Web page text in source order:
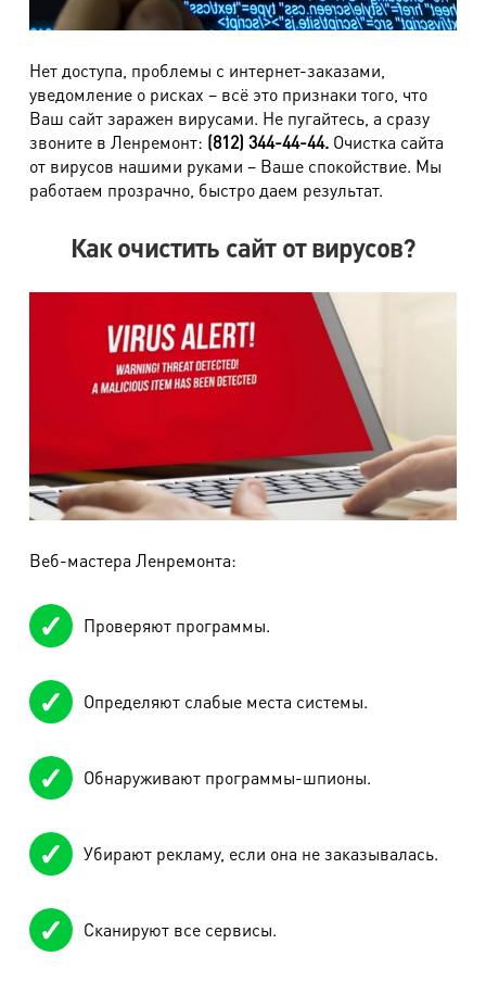
Нет доступа, проблемы с интернет-заказами,
уведомление о рисках – всё это признаки того, что
Ваш сайт заражен вирусами. Не пугайтесь, а сразу
звоните в Ленремонт: (812) 344-44-44.Очистка сайта
от вирусов нашими руками – Ваше спокойствие. Мы
работаем прозрачно, быстро даем результат.
Как очистить сайт от вирусов?
Веб-мастера Ленремонта:
Проверяют программы.
Определяют слабые места системы.
Обнаруживают программы-шпионы.
Убирают рекламу, если она не заказывалась.
Сканируют все сервисы.